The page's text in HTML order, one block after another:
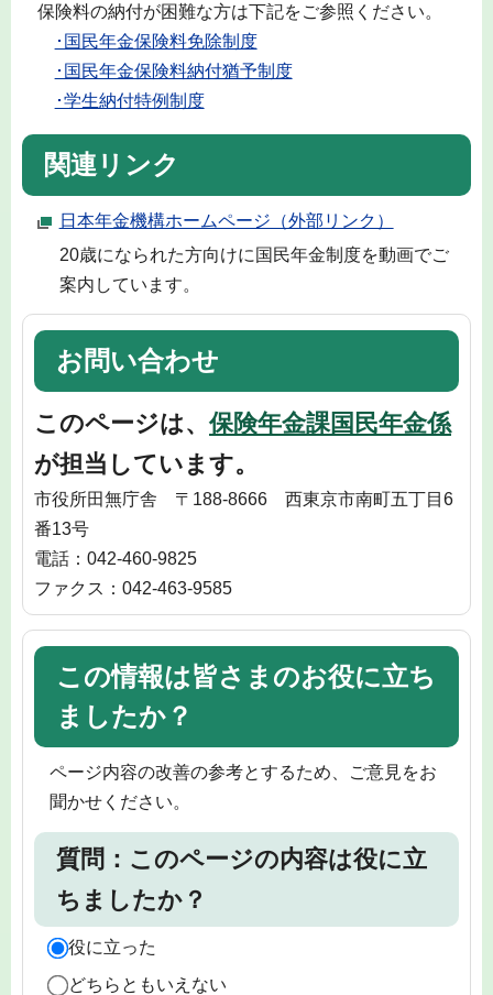
保険料の納付が困難な方は下記をご参照ください。
･国民年金保険料免除制度
･国民年金保険料納付猶予制度
･学生納付特例制度
関連リンク
日本年金機構ホームページ（外部リンク）
20歳になられた方向けに国民年金制度を動画でご
案内しています。
お問い合わせ
このページは、 保険年金課国民年金係
が担当しています。
市役所田無庁舎 〒188-8666 西東京市南町五丁目6
番13号
電話：042-460-9825
ファクス：042-463-9585
この情報は皆さまのお役に立ち
ましたか？
ページ内容の改善の参考とするため、ご意見をお
聞かせください。
質問：このページの内容は役に立
ちましたか？
役に立った
どちらともいえない